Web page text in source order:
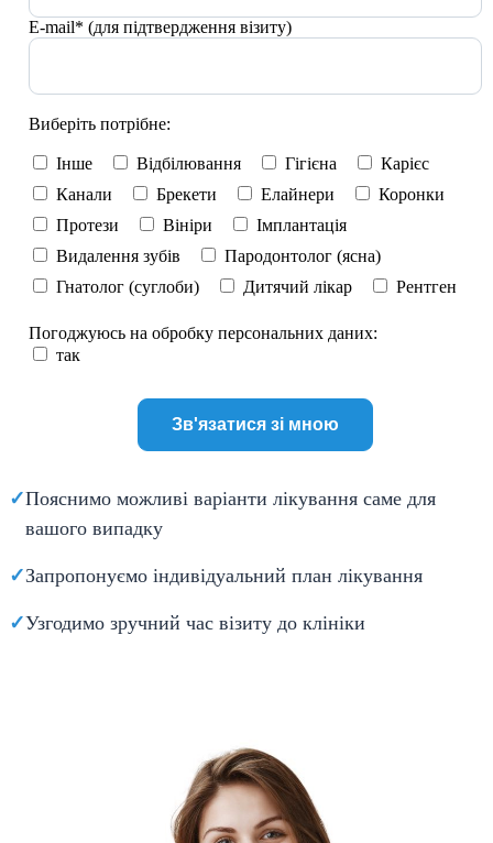
E-mail* (для підтвердження візиту)
Виберіть потрібне:
Інше Відбілювання Гігієна
Карієс
Канали
Брекети Елайнери
Коронки
Протези
Вініри
Імплантація
Видалення зубів
Пародонтолог (ясна)
Гнатолог (суглоби)
Дитячий лікар Рентген
Погоджуюсь на обробку персональних даних:
так
✓Пояснимо можливі варіанти лікування саме для
вашого випадку
✓Запропонуємо індивідуальний план лікування
✓Узгодимо зручний час візиту до клініки